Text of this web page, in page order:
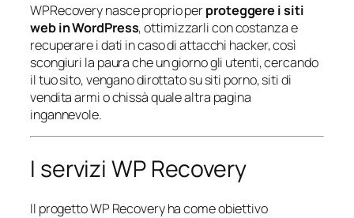
WPRecovery nasce proprio perproteggere i siti
web in WordPress, ottimizzarli con costanza e
recuperare i dati in caso di attacchi hacker, così
scongiuri la paura che un giorno gli utenti, cercando
il tuo sito, vengano dirottato su siti porno, siti di
vendita armi o chissà quale altra pagina
ingannevole.
I servizi WP Recovery
Il progetto WP Recovery ha come obiettivo